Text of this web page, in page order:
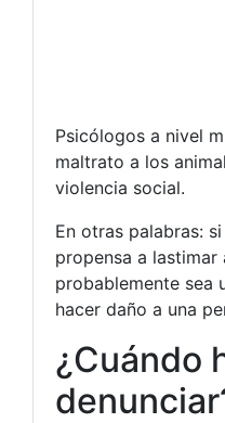
Psicólogos a nivel
maltrato a los
violencia social.
En otras palabras:
propensa a lastimar
probablemente sea
hacer daño a una
¿Cuándo